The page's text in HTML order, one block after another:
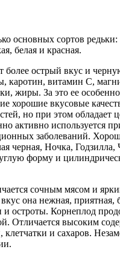
основных сортов редьки:
, белая и красная.
более острый вкус и
каротин, витамин С,
жиры. За это ее
хорошие вкусовые
но при этом обладает
активно используется
заболеваний.
черная, Ночка, Годзилла,
форму и
сочным мясом и
она нежная, приятная,
остроты. Корнеплод
Отличается высоким
и сахаров.